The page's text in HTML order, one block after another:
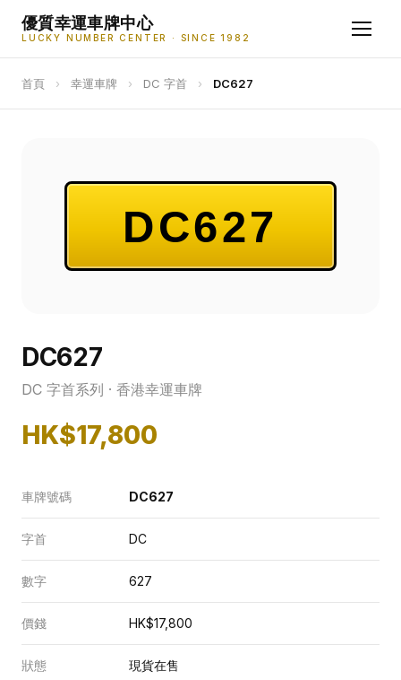
優質幸運車牌中心
LUCKY NUMBER CENTER · SINCE 1982
首頁 › 幸運車牌 › DC 字首 › DC627
DC627
DC627
DC 字首系列 · 香港幸運車牌
HK$17,800
車牌號碼 DC627
字首 DC
數字 627
價錢 HK$17,800
狀態 現貨在售